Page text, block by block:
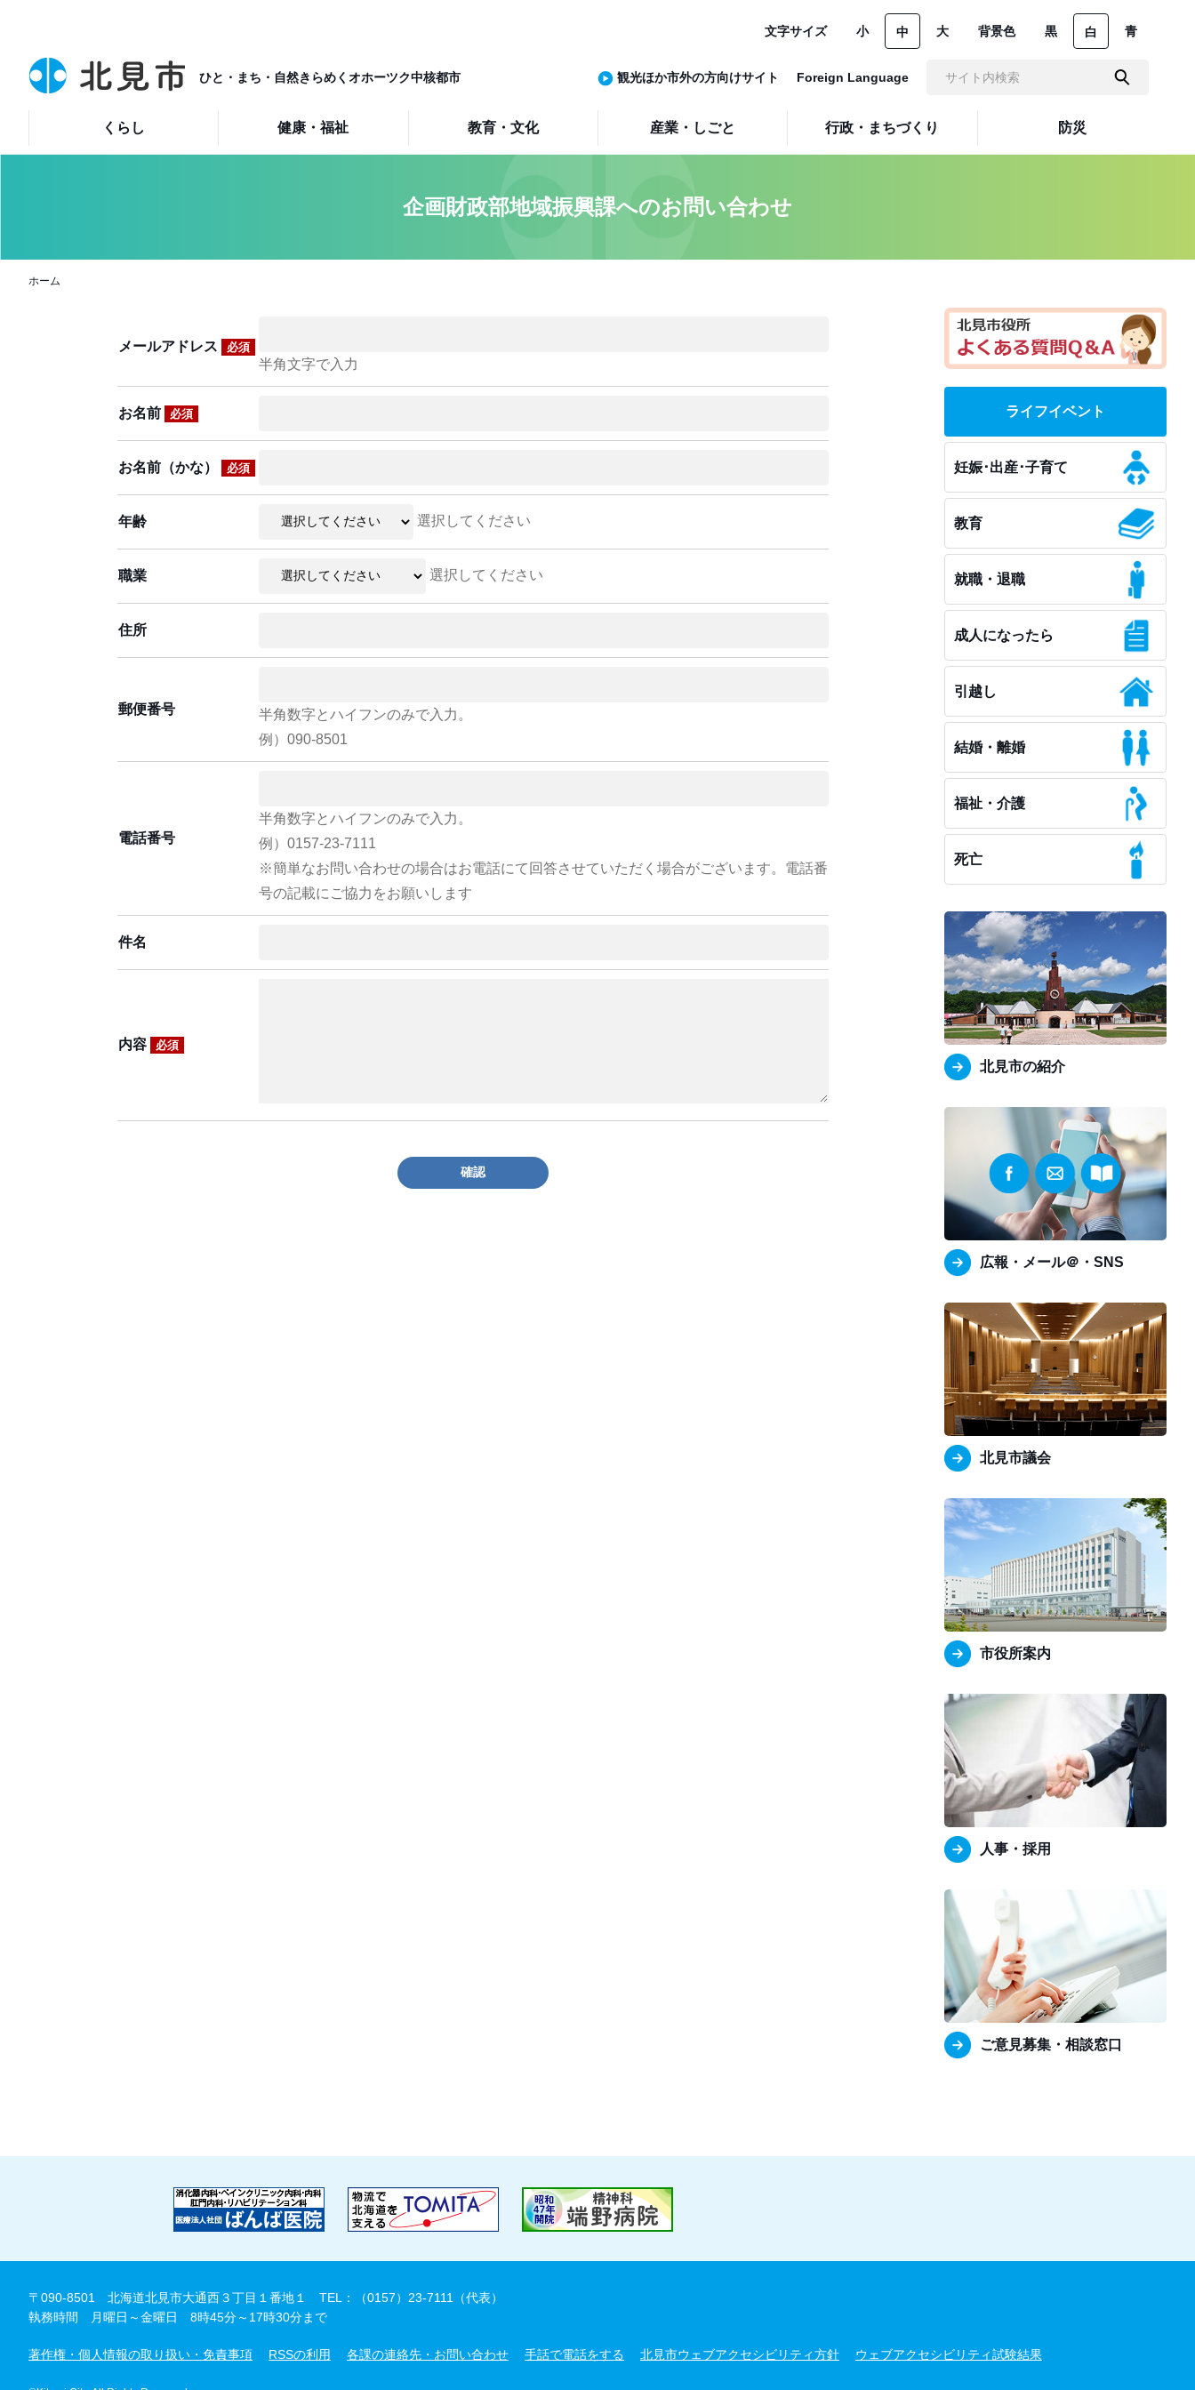
ひと・まち・自然きらめくオホーツク中核都市
くらし 健康・福祉 教育・文化 産業・しごと 行政・まちづくり 防災
文字サイズ 小 中 大 背景色 黒 白 青
観光ほか市外の方向けサイト Foreign Language
企画財政部地域振興課へのお問い合わせ
ホーム
メールアドレス 必須
半角文字で入力
お名前 必須
お名前（かな） 必須
年齢 選択してください
職業 選択してください
住所
郵便番号
半角数字とハイフンのみで入力。
例）090-8501
電話番号
半角数字とハイフンのみで入力。
例）0157-23-7111
※簡単なお問い合わせの場合はお電話にて回答させていただく場合がございます。電話番
号の記載にご協力をお願いします
件名
内容 必須
確認
ライフイベント
妊娠･出産･子育て
教育
就職・退職
成人になったら
引越し
結婚・離婚
福祉・介護
死亡
北見市の紹介
広報・メール＠・SNS
北見市議会
市役所案内
人事・採用
ご意見募集・相談窓口
〒090-8501 北海道北見市大通西３丁目１番地１
TEL：（0157）23-7111（代表）
執務時間 月曜日～金曜日 8時45分～17時30分まで
著作権・個人情報の取り扱い・免責事項 RSSの利用 各課の連絡先・お問い合わせ 手話で電話をする 北見市ウェブアクセシビリティ方針 ウェブアクセシビリティ試験結果